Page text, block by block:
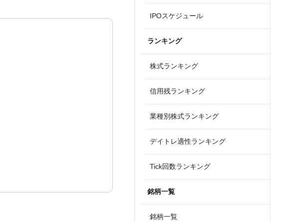
IPOスケジュール
ランキング
株式ランキング
信用残ランキング
業種別株式ランキング
デイトレ適性ランキング
Tick回数ランキング
銘柄一覧
銘柄一覧